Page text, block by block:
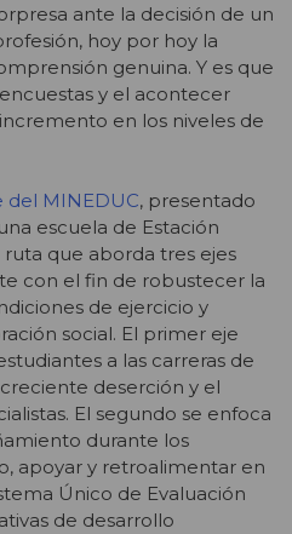
ante la decisión de un
hoy por hoy la
genuina. Y es que
y el acontecer
en los niveles de
del MINEDUC, presentado
escuela de Estación
ruta que aborda tres ejes
con el fin de robustecer la
de ejercicio y
social. El primer eje
a las carreras de
deserción y el
El segundo se enfoca
durante los
apoyar y retroalimentar en
Único de Evaluación
de desarrollo